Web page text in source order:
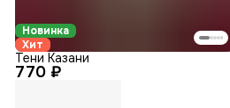
Новинка
Хит
770 ₽
Тени Казани